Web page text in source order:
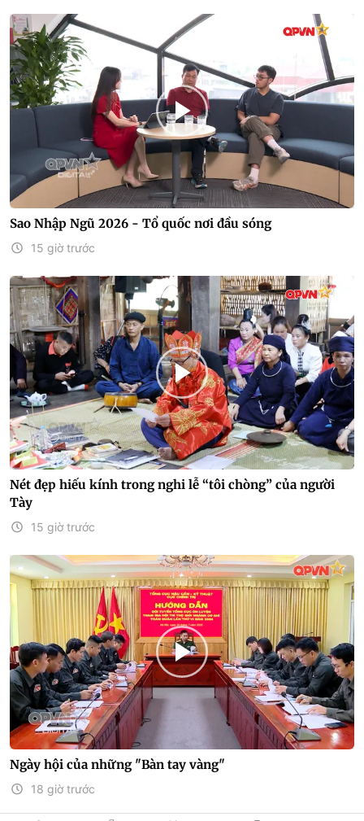
Sao Nhập Ngũ 2026 - Tổ quốc nơi đầu sóng
15 giờ trước
Nét đẹp hiếu kính trong nghi lễ “tôi chòng” của người
Tày
15 giờ trước
Ngày hội của những "Bàn tay vàng"
18 giờ trước